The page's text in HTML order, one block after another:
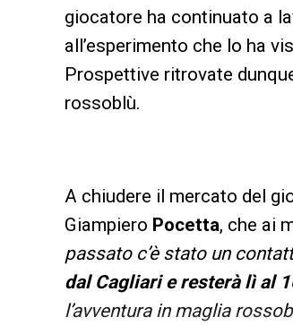
giocatore ha continuato a
all’esperimento che lo ha
Prospettive ritrovate
rossoblù.
A chiudere il mercato del
Giampiero Pocetta, che ai
passato c’è stato un
dal Cagliari e resterà lì al
l’avventura in maglia